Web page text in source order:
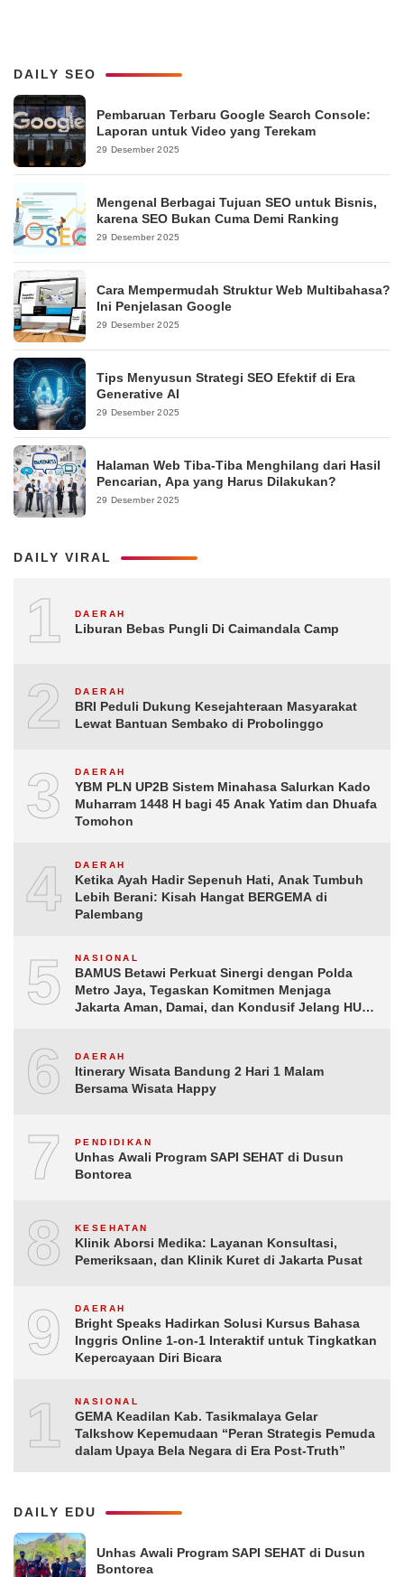
DAILY SEO
Pembaruan Terbaru Google Search Console:
Laporan untuk Video yang Terekam
29 Desember 2025
Mengenal Berbagai Tujuan SEO untuk Bisnis,
karena SEO Bukan Cuma Demi Ranking
29 Desember 2025
Cara Mempermudah Struktur Web Multibahasa?
Ini Penjelasan Google
29 Desember 2025
Tips Menyusun Strategi SEO Efektif di Era
Generative AI
29 Desember 2025
Halaman Web Tiba-Tiba Menghilang dari Hasil
Pencarian, Apa yang Harus Dilakukan?
29 Desember 2025
DAILY VIRAL
1 DAERAH
Liburan Bebas Pungli Di Caimandala Camp
2 DAERAH
BRI Peduli Dukung Kesejahteraan Masyarakat
Lewat Bantuan Sembako di Probolinggo
3 DAERAH
YBM PLN UP2B Sistem Minahasa Salurkan Kado
Muharram 1448 H bagi 45 Anak Yatim dan Dhuafa
Tomohon
4 DAERAH
Ketika Ayah Hadir Sepenuh Hati, Anak Tumbuh
Lebih Berani: Kisah Hangat BERGEMA di
Palembang
5 NASIONAL
BAMUS Betawi Perkuat Sinergi dengan Polda
Metro Jaya, Tegaskan Komitmen Menjaga
Jakarta Aman, Damai, dan Kondusif Jelang HUT
6 DAERAH
Itinerary Wisata Bandung 2 Hari 1 Malam
Bersama Wisata Happy
7 PENDIDIKAN
Unhas Awali Program SAPI SEHAT di Dusun
Bontorea
8 KESEHATAN
Klinik Aborsi Medika: Layanan Konsultasi,
Pemeriksaan, dan Klinik Kuret di Jakarta Pusat
9 DAERAH
Bright Speaks Hadirkan Solusi Kursus Bahasa
Inggris Online 1-on-1 Interaktif untuk Tingkatkan
Kepercayaan Diri Bicara
10NASIONAL
GEMA Keadilan Kab. Tasikmalaya Gelar
Talkshow Kepemudaan “Peran Strategis Pemuda
dalam Upaya Bela Negara di Era Post-Truth”
DAILY EDU
Unhas Awali Program SAPI SEHAT di Dusun
Bontorea